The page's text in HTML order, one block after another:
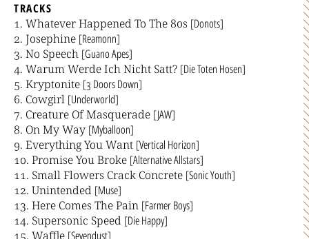
TRACKS
Whatever Happened To The 80s [Donots]
Josephine [Reamonn]
No Speech [Guano Apes]
Warum Werde Ich Nicht Satt? [Die Toten Hosen]
Kryptonite [3 Doors Down]
Cowgirl [Underworld]
Creature Of Masquerade [JAW]
On My Way [Myballoon]
Everything You Want [Vertical Horizon]
Promise You Broke [Alternative Allstars]
Small Flowers Crack Concrete [Sonic Youth]
Unintended [Muse]
Here Comes The Pain [Farmer Boys]
Supersonic Speed [Die Happy]
Waffle [Sevendust]